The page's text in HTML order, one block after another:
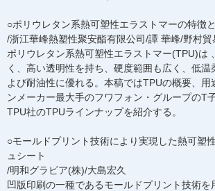
○ポリウレタン系熱可塑性エラストマーの特徴
/浙江華峰熱塑性聚安酯有限公司/譚 華峰/野村
ポリウレタン系熱可塑性エラストマー(TPU)は
く、高い透明性を持ち、硬度範囲も広く、低温
よび耐油性に優れる。本稿ではTPUの概要、用
ンメーカー最大手のフワフォン・グループのT
TPU社のTPUラインナップを紹介する。
○モールドプリント技術により実現した熱可塑
ュシート
/明和グラビア(株)/大島宏久
凹版印刷の一種であるモールドプリント技術を